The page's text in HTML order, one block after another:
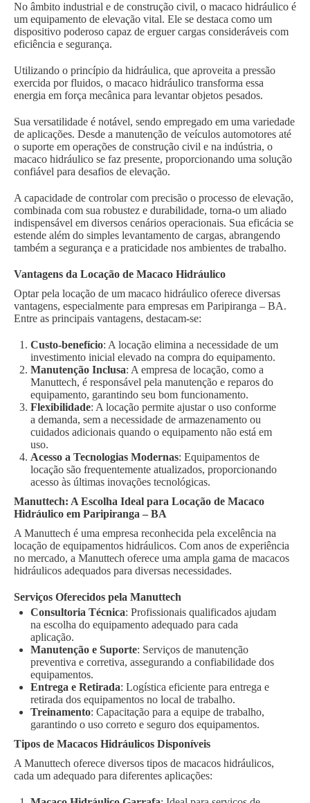
No âmbito industrial e de construção civil, o macaco hidráulico é
um equipamento de elevação vital. Ele se destaca como um
dispositivo poderoso capaz de erguer cargas consideráveis com
eficiência e segurança.
Utilizando o princípio da hidráulica, que aproveita a pressão
exercida por fluidos, o macaco hidráulico transforma essa
energia em força mecânica para levantar objetos pesados.
Sua versatilidade é notável, sendo empregado em uma variedade
de aplicações. Desde a manutenção de veículos automotores até
o suporte em operações de construção civil e na indústria, o
macaco hidráulico se faz presente, proporcionando uma solução
confiável para desafios de elevação.
A capacidade de controlar com precisão o processo de elevação,
combinada com sua robustez e durabilidade, torna-o um aliado
indispensável em diversos cenários operacionais. Sua eficácia se
estende além do simples levantamento de cargas, abrangendo
também a segurança e a praticidade nos ambientes de trabalho.
Vantagens da Locação de Macaco Hidráulico
Optar pela locação de um macaco hidráulico oferece diversas
vantagens, especialmente para empresas em Paripiranga – BA.
Entre as principais vantagens, destacam-se:
Custo-benefício: A locação elimina a necessidade de um
investimento inicial elevado na compra do equipamento.
Manutenção Inclusa: A empresa de locação, como a
Manuttech, é responsável pela manutenção e reparos do
equipamento, garantindo seu bom funcionamento.
Flexibilidade: A locação permite ajustar o uso conforme
a demanda, sem a necessidade de armazenamento ou
cuidados adicionais quando o equipamento não está em
uso.
Acesso a Tecnologias Modernas: Equipamentos de
locação são frequentemente atualizados, proporcionando
acesso às últimas inovações tecnológicas.
Manuttech: A Escolha Ideal para Locação de Macaco
Hidráulico em Paripiranga – BA
A Manuttech é uma empresa reconhecida pela excelência na
locação de equipamentos hidráulicos. Com anos de experiência
no mercado, a Manuttech oferece uma ampla gama de macacos
hidráulicos adequados para diversas necessidades.
Serviços Oferecidos pela Manuttech
Consultoria Técnica: Profissionais qualificados ajudam
na escolha do equipamento adequado para cada
aplicação.
Manutenção e Suporte: Serviços de manutenção
preventiva e corretiva, assegurando a confiabilidade dos
equipamentos.
Entrega e Retirada: Logística eficiente para entrega e
retirada dos equipamentos no local de trabalho.
Treinamento: Capacitação para a equipe de trabalho,
garantindo o uso correto e seguro dos equipamentos.
Tipos de Macacos Hidráulicos Disponíveis
A Manuttech oferece diversos tipos de macacos hidráulicos,
cada um adequado para diferentes aplicações: